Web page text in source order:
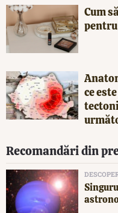
Cum
ce
Recomandări din